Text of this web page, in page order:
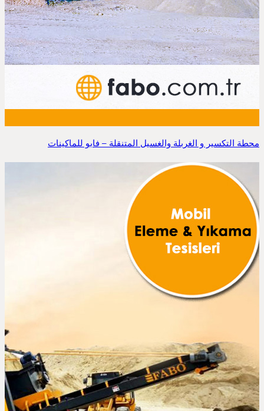
محطة التكسير و الغربلة والغسيل المتنقلة – فابو للماكينات